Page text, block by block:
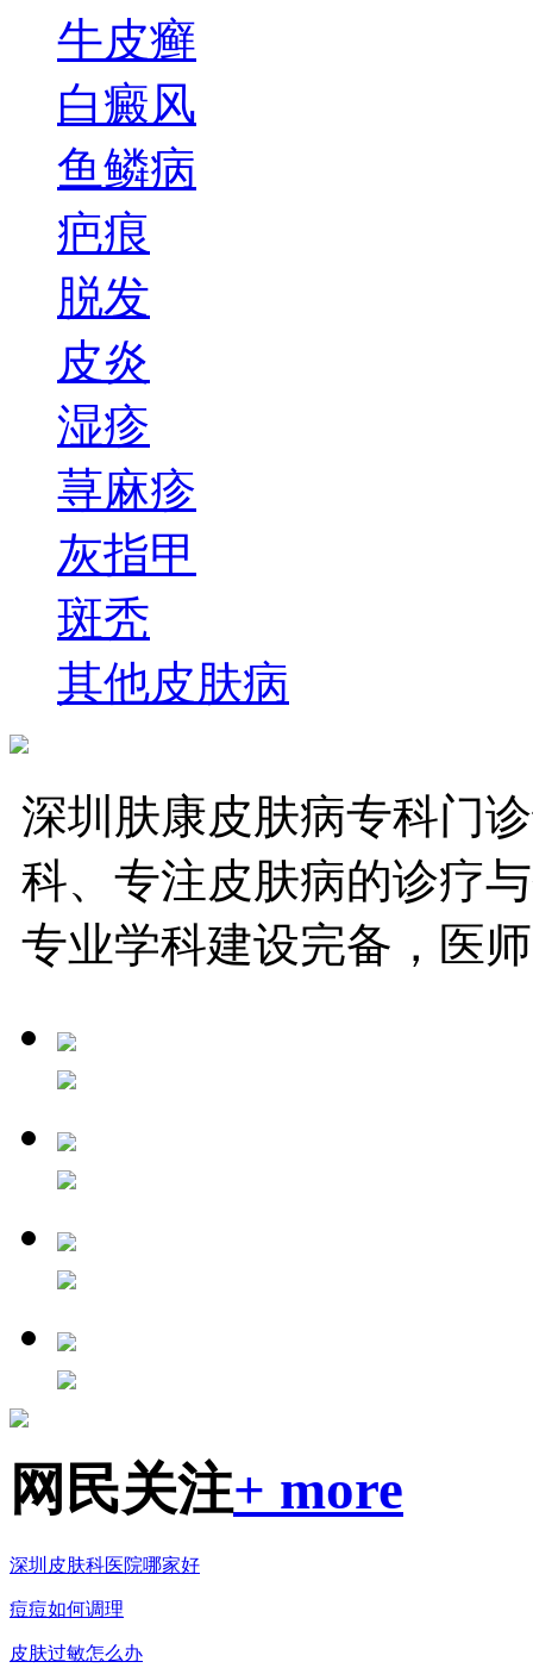
牛皮癣
白癜风
鱼鳞病
疤痕
脱发
皮炎
湿疹
荨麻疹
灰指甲
斑秃
其他皮肤病
深圳肤康皮肤病专科门
科、专注皮肤病的诊疗
专业学科建设完备，医
网民关注+ more
深圳皮肤科医院哪家好
痘痘如何调理
皮肤过敏怎么办